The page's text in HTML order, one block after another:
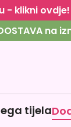
- klikni ovdje!
na
tijela